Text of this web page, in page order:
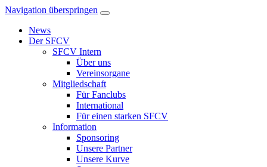
Navigation überspringen
News
Der SFCV
SFCV Intern
Über uns
Vereinsorgane
Mitgliedschaft
Für Fanclubs
International
Für einen starken SFCV
Information
Sponsoring
Unsere Partner
Unsere Kurve